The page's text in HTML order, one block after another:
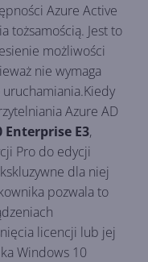
Azure Active
tożsamością. Jest to
możliwości
nie wymaga
Azure AD
Enterprise E3,
Pro do edycji
dla niej
pozwala to
licencji lub jej
Windows 10